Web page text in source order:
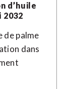
d’huile
de palme
dans